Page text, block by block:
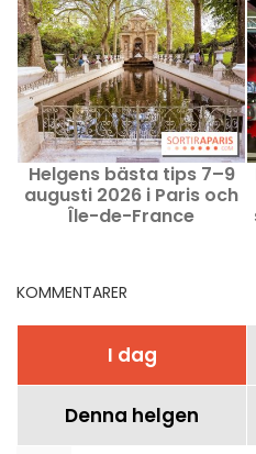
Helgens bästa tips 7–9
augusti 2026 i Paris och
Île-de-France
KOMMENTARER
I dag
Denna helgen